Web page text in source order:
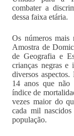
combater a
dessa faixa etária.
Os números mais
Amostra de
de Geografia e
crianças negras e
diversos
14 anos que não
índice de
vezes maior do
cada mil
população.